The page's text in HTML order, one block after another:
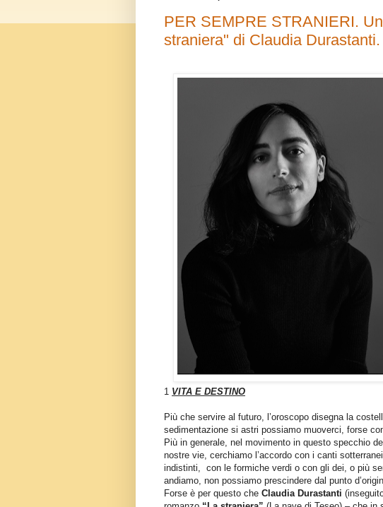
PER SEMPRE STRANIERI.
straniera" di Claudia Durastanti.
1 VITA E DESTINO
Più che servire al futuro, l’oroscopo disegna la
sedimentazione si astri possiamo muoverci, forse
Più in generale, nel movimento in questo specchio
nostre vie, cerchiamo l’accordo con i canti
indistinti,
con le formiche verdi o con gli dei, o più
andiamo, non possiamo prescindere dal punto
Forse è per questo che Claudia Durastanti